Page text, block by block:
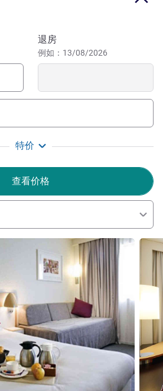
设施齐全的会议室。 您可以在我
店酒吧也欢迎您前来放松（弹球游
沉浸在当地文化氛围中！
部欧巴涅门酒店！酒店环境温馨现
理想选择。酒店设有泳池和美味餐
退房
例如：13/08/2026
特价
查看价格
请参